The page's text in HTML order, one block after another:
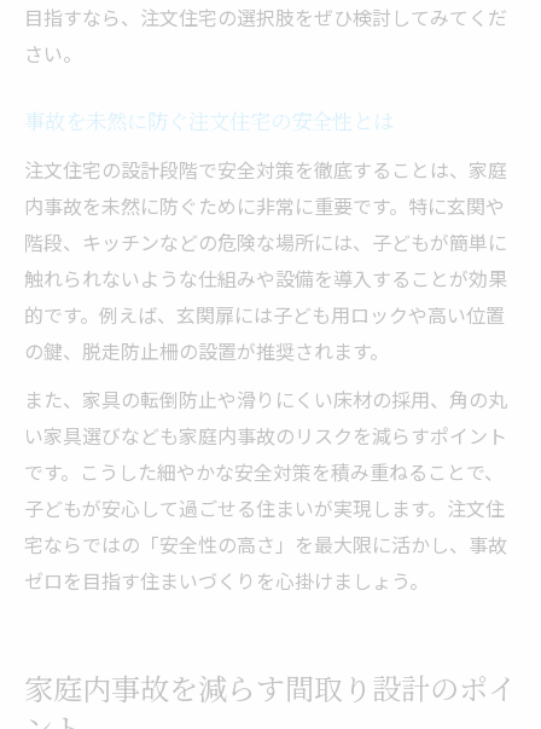
目指すなら、注文住宅の選択肢をぜひ検討してみてくだ
さい。
事故を未然に防ぐ注文住宅の安全性とは
注文住宅の設計段階で安全対策を徹底することは、家庭
内事故を未然に防ぐために非常に重要です。特に玄関や
階段、キッチンなどの危険な場所には、子どもが簡単に
触れられないような仕組みや設備を導入することが効果
的です。例えば、玄関扉には子ども用ロックや高い位置
の鍵、脱走防止柵の設置が推奨されます。
また、家具の転倒防止や滑りにくい床材の採用、角の丸
い家具選びなども家庭内事故のリスクを減らすポイント
です。こうした細やかな安全対策を積み重ねることで、
子どもが安心して過ごせる住まいが実現します。注文住
宅ならではの「安全性の高さ」を最大限に活かし、事故
ゼロを目指す住まいづくりを心掛けましょう。
家庭内事故を減らす間取り設計のポイ